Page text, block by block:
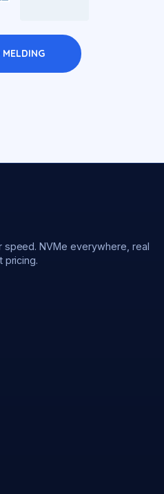
MELDING
NVMe everywhere, real
pricing.